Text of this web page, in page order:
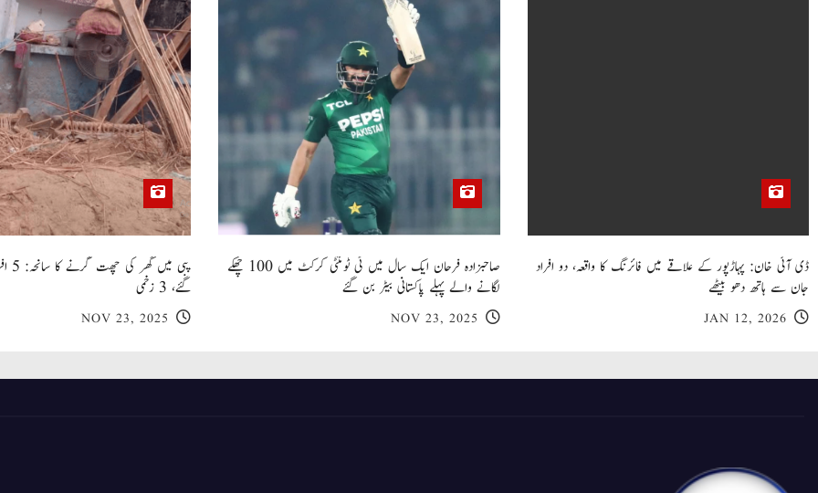
ڈی آئی خان: پہاڑپور کے علاقے میں فائرنگ کا واقعہ، دو افراد
جان سے ہاتھ دھو بیٹھے
JAN 12, 2026
صاحبزادہ فرحان ایک سال میں ٹی ٹوئنٹی کرکٹ میں 100 چھکے
لگانے والے پہلے پاکستانی بیٹر بن گئے
NOV 23, 2025
گئے، 3 زخمی
NOV 23, 2025